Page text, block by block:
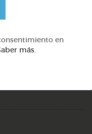
DOCS (2)
en
más.